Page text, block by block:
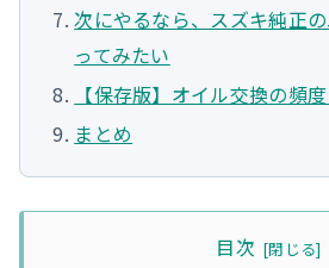
次にやるなら、スズキ純正
ってみたい
【保存版】オイル交換の頻
まとめ
目次